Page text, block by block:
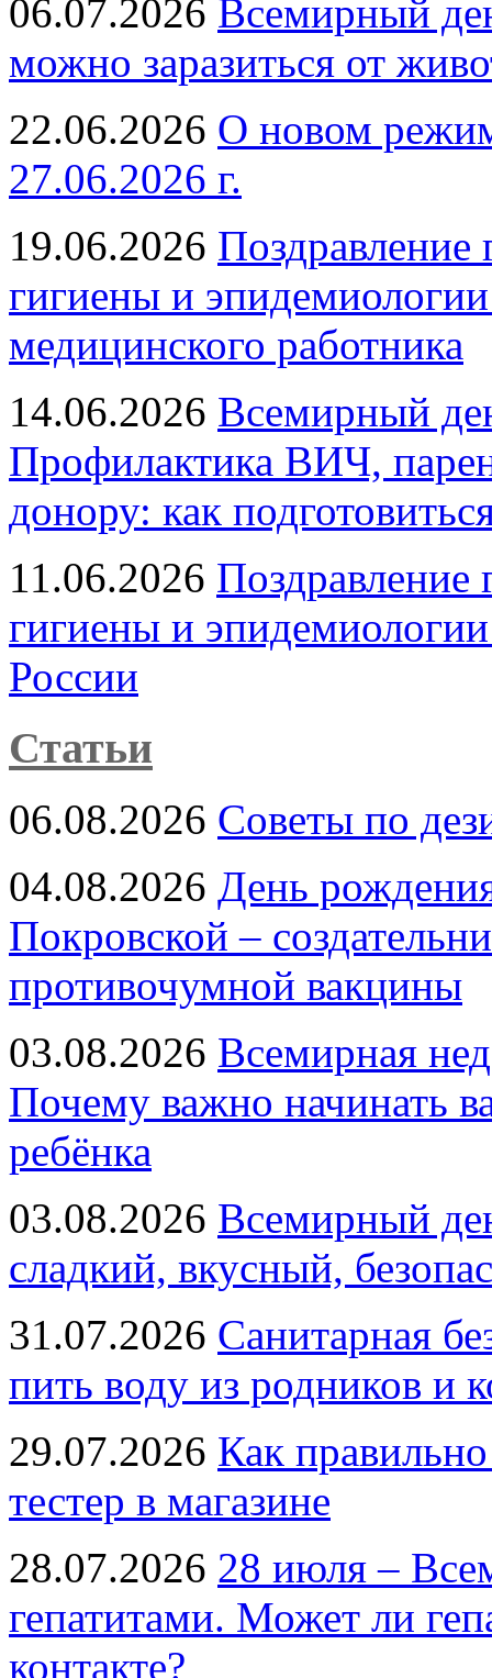
06.07.2026 Всемирный
можно заразиться от
22.06.2026 О новом
27.06.2026 г.
19.06.2026 Поздравление
гигиены и
медицинского работника
14.06.2026 Всемирный
Профилактика ВИЧ,
донору: как
11.06.2026 Поздравление
гигиены и
России
Статьи
06.08.2026 Советы по
04.08.2026 День
Покровской –
противочумной вакцины
03.08.2026 Всемирная
Почему важно начинать
ребёнка
03.08.2026 Всемирный
сладкий, вкусный,
31.07.2026 Санитарная
пить воду из родников и
29.07.2026 Как
тестер в магазине
28.07.2026 28 июля –
гепатитами. Может ли
контакте?